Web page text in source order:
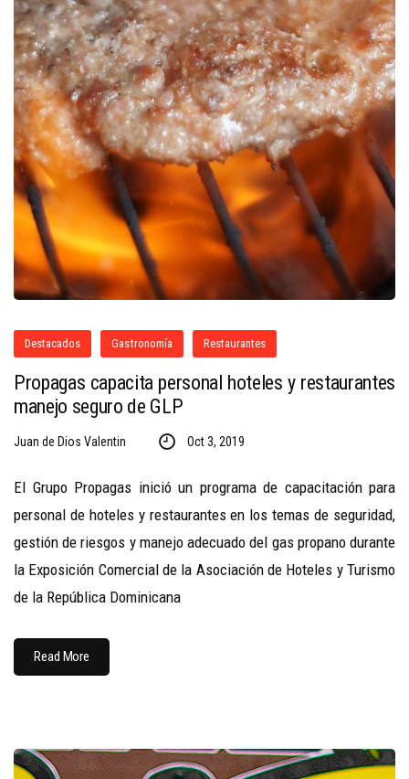
Destacados Gastronomía Restaurantes
Propagas capacita personal hoteles y restaurantes
manejo seguro de GLP
Juan de Dios Valentin Oct 3, 2019
El Grupo Propagas inició un programa de capacitación para
personal de hoteles y restaurantes en los temas de seguridad,
gestión de riesgos y manejo adecuado del gas propano durante
la Exposición Comercial de la Asociación de Hoteles y Turismo
de la República Dominicana
Read More